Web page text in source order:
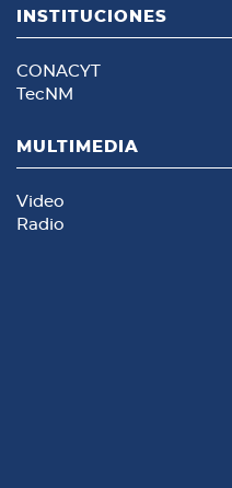
INSTITUCIONES
CONACYT
TecNM
MULTIMEDIA
Video
Radio